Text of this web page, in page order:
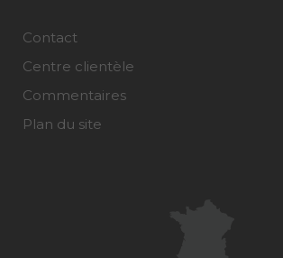
Contact
Centre clientèle
Commentaires
Plan du site